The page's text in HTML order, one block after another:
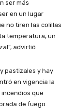
ser más
en un lugar
no tiren las colillas
temperatura, un
advirtió.
pastizales y hay
en vigencia la
que
de fuego.